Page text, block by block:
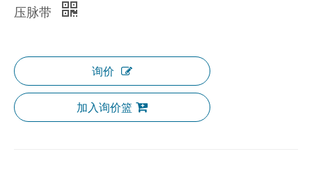
压脉带
询价
加入询价篮